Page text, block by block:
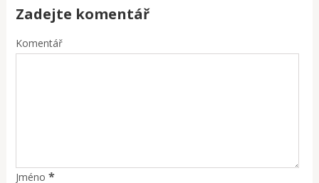
Zadejte komentář
Komentář
Jméno *